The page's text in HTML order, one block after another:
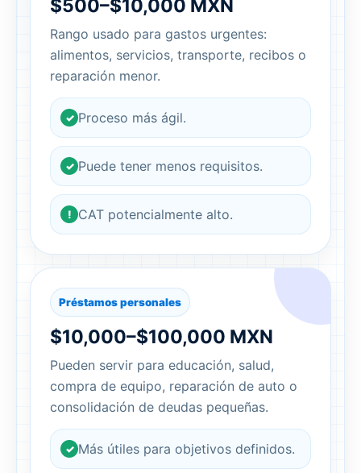
$500–$10,000 MXN
Rango usado para gastos urgentes:
alimentos, servicios, transporte, recibos o
reparación menor.
✓ Proceso más ágil.
✓ Puede tener menos requisitos.
! CAT potencialmente alto.
Préstamos personales
$10,000–$100,000 MXN
Pueden servir para educación, salud,
compra de equipo, reparación de auto o
consolidación de deudas pequeñas.
✓ Más útiles para objetivos definidos.